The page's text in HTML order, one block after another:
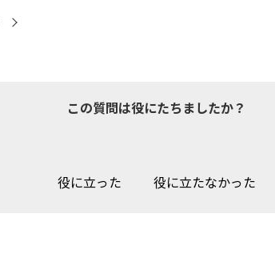
この質問は役にたちましたか？
役に立った 役に立たなかった